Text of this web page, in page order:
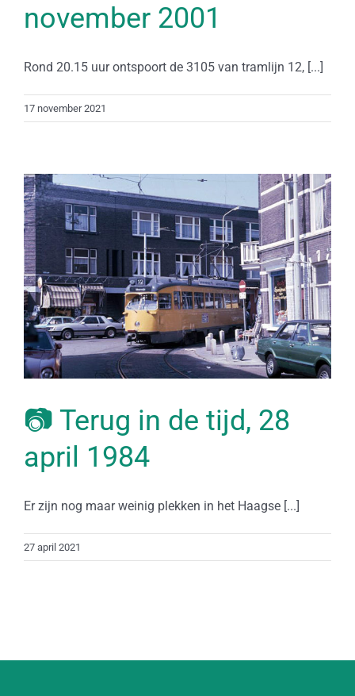
november 2001
Rond 20.15 uur ontspoort de 3105 van tramlijn 12, [...]
17 november 2021
📷 Terug in de tijd, 28
april 1984
Er zijn nog maar weinig plekken in het Haagse [...]
27 april 2021